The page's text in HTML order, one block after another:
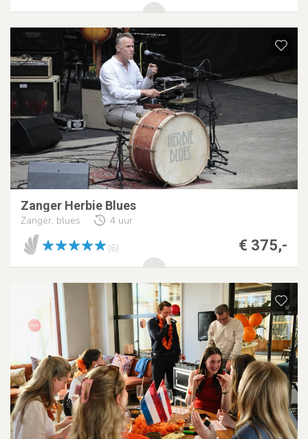
Zanger Herbie Blues
Zanger, blues 4 uur
€ 375,-
(6)